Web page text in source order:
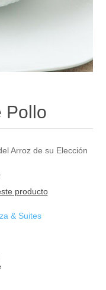
Pollo
Arroz de su Elección
producto
& Suites